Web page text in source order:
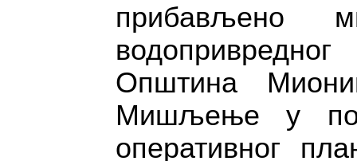
прибављено
Општина
Мишљење у
оперативног